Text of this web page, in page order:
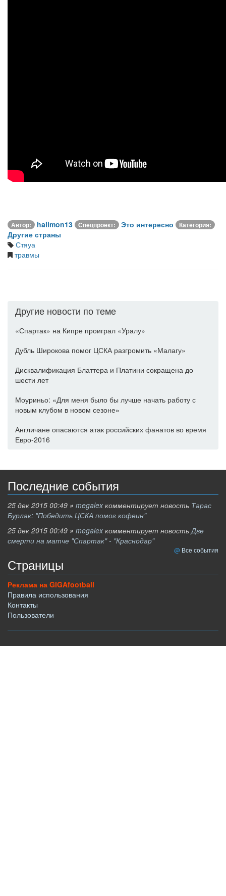
Автор: halimon13 Спецпроект: Это интересно Категория:
Другие страны
Стяуа
травмы
Другие новости по теме
«Спартак» на Кипре проиграл «Уралу»
Дубль Широкова помог ЦСКА разгромить «Малагу»
Дисквалификация Блаттера и Платини сокращена до
шести лет
Моуриньо: «Для меня было бы лучше начать работу с
новым клубом в новом сезоне»
Англичане опасаются атак российских фанатов во время
Евро-2016
Последние события
25 дек 2015 00:49 » megalex комментирует новость Тарас
Бурлак: "Победить ЦСКА помог кофеин"
25 дек 2015 00:49 » megalex комментирует новостьДве
смерти на матче "Спартак" - "Краснодар"
Все события
Страницы
Реклама на GIGAfootball
Правила использования
Контакты
Пользователи